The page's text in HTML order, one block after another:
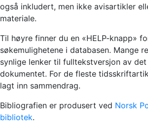
også inkludert, men ikke avisartikler
materiale.
Til høyre finner du en «HELP-knapp»
søkemulighetene i databasen. Mange
synlige lenker til fulltekstversjon av
dokumentet. For de fleste
lagt inn sammendrag.
Bibliografien er produsert ved Norsk
bibliotek.